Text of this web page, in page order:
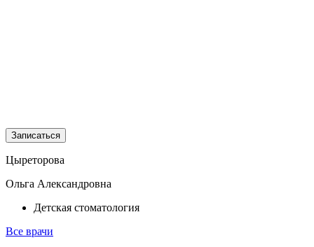
Записаться
Цыреторова
Ольга Александровна
Детская стоматология
Все врачи